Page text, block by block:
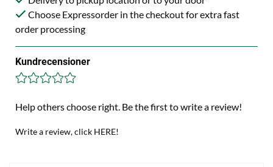
Choose Expressorder in the checkout for extra fast
order processing
Kundrecensioner
Help others choose right. Be the first to write a review!
Write a review, click HERE!